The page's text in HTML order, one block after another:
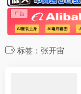
标签：张开宙